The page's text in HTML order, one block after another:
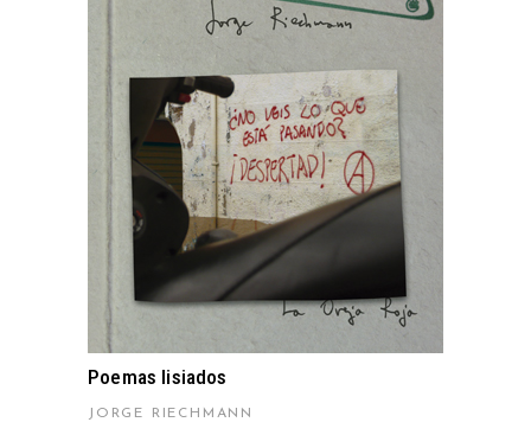
AÑADIR AL CARRITO
Poemas lisiados
JORGE RIECHMANN